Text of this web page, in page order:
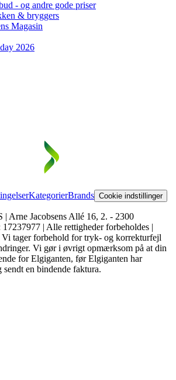
- og andre gode priser
& bryggers
Magasin
2026
KategorierBrands Cookie indstillinger
Arne Jacobsens Allé 16, 2. - 2300
| Alle rettigheder forbeholdes |
tager forbehold for tryk- og korrekturfejl
Vi gør i øvrigt opmærksom på at din
for Elgiganten, før Elgiganten har
en bindende faktura.